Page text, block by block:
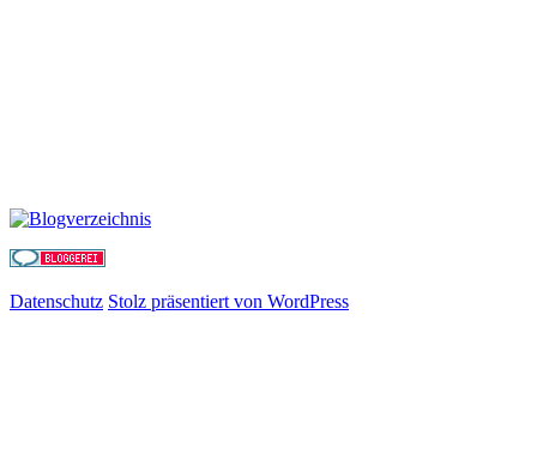
Datenschutz Stolz präsentiert von WordPress